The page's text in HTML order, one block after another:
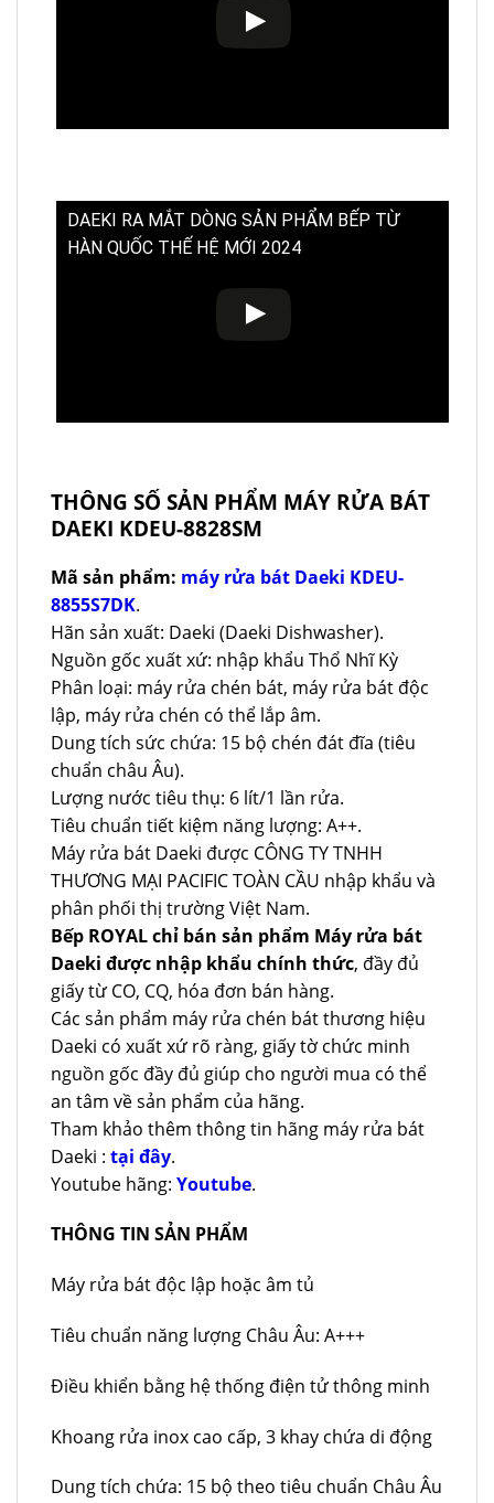
DAEKI RA MẮT DÒNG SẢN PHẨM BẾP TỪ
HÀN QUỐC THẾ HỆ MỚI 2024
THÔNG SỐ SẢN PHẨM MÁY RỬA BÁT
DAEKI KDEU-8828SM
Mã sản phẩm: máy rửa bát Daeki KDEU-
8855S7DK.
Hãn sản xuất: Daeki (Daeki Dishwasher).
Nguồn gốc xuất xứ: nhập khẩu Thổ Nhĩ Kỳ
Phân loại: máy rửa chén bát, máy rửa bát độc
lập, máy rửa chén có thể lắp âm.
Dung tích sức chứa: 15 bộ chén đát đĩa (tiêu
chuẩn châu Âu).
Lượng nước tiêu thụ: 6 lít/1 lần rửa.
Tiêu chuẩn tiết kiệm năng lượng: A++.
Máy rửa bát Daeki được CÔNG TY TNHH
THƯƠNG MẠI PACIFIC TOÀN CẦU nhập khẩu và
phân phối thị trường Việt Nam.
Bếp ROYAL chỉ bán sản phẩm Máy rửa bát
Daeki được nhập khẩu chính thức, đầy đủ
giấy từ CO, CQ, hóa đơn bán hàng.
Các sản phẩm máy rửa chén bát thương hiệu
Daeki có xuất xứ rõ ràng, giấy tờ chức minh
nguồn gốc đầy đủ giúp cho người mua có thể
an tâm về sản phẩm của hãng.
Tham khảo thêm thông tin hãng máy rửa bát
Daeki : tại đây.
Youtube hãng: Youtube.
THÔNG TIN SẢN PHẨM
Máy rửa bát độc lập hoặc âm tủ
Tiêu chuẩn năng lượng Châu Âu: A+++
Điều khiển bằng hệ thống điện tử thông minh
Khoang rửa inox cao cấp, 3 khay chứa di động
Dung tích chứa: 15 bộ theo tiêu chuẩn Châu Âu